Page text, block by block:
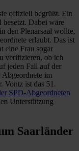
offiziell begrüßt. Ein
Dabei wäre
den Plenarsaal wollte,
erlaubt. Das ist
eine Frau sogar
verifizieren, ob ich
jeden Fall auf der
Abgeordnete im
Vontz ist das 51.
SPD-Abgeordneten
Unterstützung
Saarländer